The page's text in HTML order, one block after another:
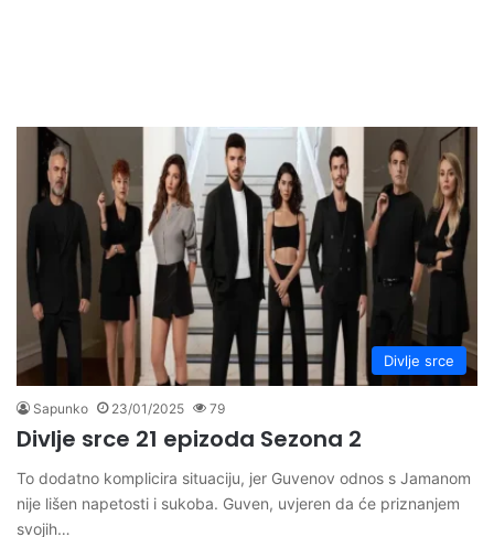
Divlje srce
Sapunko 23/01/2025 79
Divlje srce 21 epizoda Sezona 2
To dodatno komplicira situaciju, jer Guvenov odnos s Jamanom
nije lišen napetosti i sukoba. Guven, uvjeren da će priznanjem
svojih…